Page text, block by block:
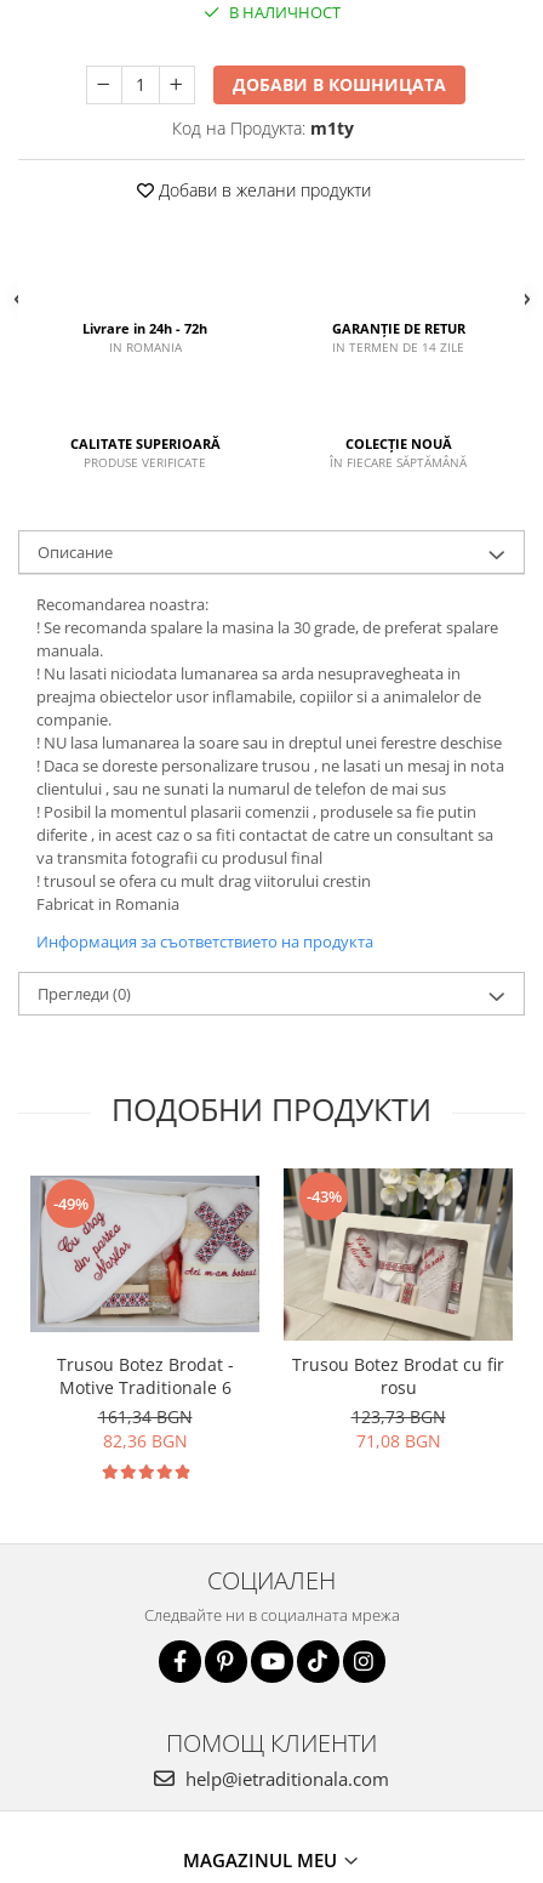
В НАЛИЧНОСТ
ДОБАВИ В КОШНИЦАТА
Код на Продукта: m1ty
Добави в желани продукти
Livrare in 24h - 72h
IN ROMANIA
GARANȚIE DE RETUR
IN TERMEN DE 14 ZILE
CALITATE SUPERIOARĂ
PRODUSE VERIFICATE
COLECȚIE NOUĂ
ÎN FIECARE SĂPTĂMÂNĂ
Описание
Recomandarea noastra:
! Se recomanda spalare la masina la 30 grade, de preferat spalare
manuala.
! Nu lasati niciodata lumanarea sa arda nesupravegheata in
preajma obiectelor usor inflamabile, copiilor si a animalelor de
companie.
! NU lasa lumanarea la soare sau in dreptul unei ferestre deschise
! Daca se doreste personalizare trusou , ne lasati un mesaj in nota
clientului , sau ne sunati la numarul de telefon de mai sus
! Posibil la momentul plasarii comenzii , produsele sa fie putin
diferite , in acest caz o sa fiti contactat de catre un consultant sa
va transmita fotografii cu produsul final
! trusoul se ofera cu mult drag viitorului crestin
Fabricat in Romania
Информация за съответствието на продукта
Прегледи (0)
ПОДОБНИ ПРОДУКТИ
-49%
Trusou Botez Brodat -
Motive Traditionale 6
161,34 BGN
82,36 BGN
-43%
Trusou Botez Brodat cu fir
rosu
123,73 BGN
71,08 BGN
СОЦИАЛЕН
Следвайте ни в социалната мрежа
ПОМОЩ КЛИЕНТИ
help@ietraditionala.com
MAGAZINUL MEU